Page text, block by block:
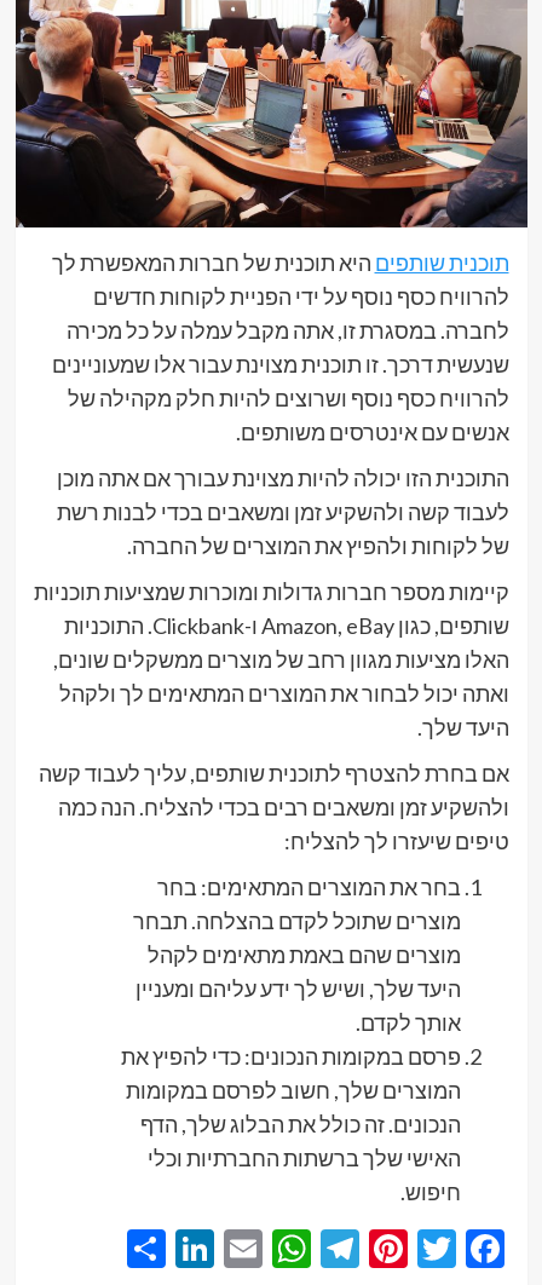
תוכנית שותפים היא תוכנית של חברות המאפשרת לך
להרוויח כסף נוסף על ידי הפניית לקוחות חדשים
לחברה. במסגרת זו, אתה מקבל עמלה על כל מכירה
שנעשית דרכך. זו תוכנית מצוינת עבור אלו שמעוניינים
להרוויח כסף נוסף ושרוצים להיות חלק מקהילה של
אנשים עם אינטרסים משותפים.
התוכנית הזו יכולה להיות מצוינת עבורך אם אתה מוכן
לעבוד קשה ולהשקיע זמן ומשאבים בכדי לבנות רשת
של לקוחות ולהפיץ את המוצרים של החברה.
קיימות מספר חברות גדולות ומוכרות שמציעות תוכניות
שותפים, כגון Amazon, eBay ו-Clickbank. התוכניות
האלו מציעות מגוון רחב של מוצרים ממשקלים שונים,
ואתה יכול לבחור את המוצרים המתאימים לך ולקהל
היעד שלך.
אם בחרת להצטרף לתוכנית שותפים, עליך לעבוד קשה
ולהשקיע זמן ומשאבים רבים בכדי להצליח. הנה כמה
טיפים שיעזרו לך להצליח:
בחר את המוצרים המתאימים: בחר
מוצרים שתוכל לקדם בהצלחה. תבחר
מוצרים שהם באמת מתאימים לקהל
היעד שלך, ושיש לך ידע עליהם ומעניין
אותך לקדם.
פרסם במקומות הנכונים: כדי להפיץ את
המוצרים שלך, חשוב לפרסם במקומות
הנכונים. זה כולל את הבלוג שלך, הדף
האישי שלך ברשתות החברתיות וכלי
חיפוש.
Facebook
Twitter
Pinterest
Telegram
WhatsApp
Email
LinkedIn